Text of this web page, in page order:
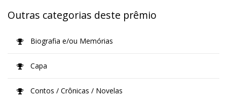
Outras categorias deste prêmio
Biografia e/ou Memórias
Capa
Contos / Crônicas / Novelas